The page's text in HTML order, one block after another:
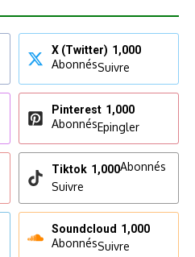
X (Twitter) 1,000
AbonnésSuivre
Pinterest 1,000
AbonnésEpingler
Tiktok 1,000Abonnés
Suivre
Soundcloud 1,000
AbonnésSuivre